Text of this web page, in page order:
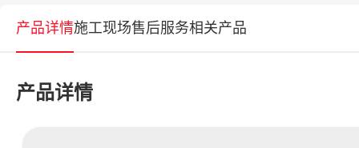
产品详情施工现场售后服务相关产品
产品详情